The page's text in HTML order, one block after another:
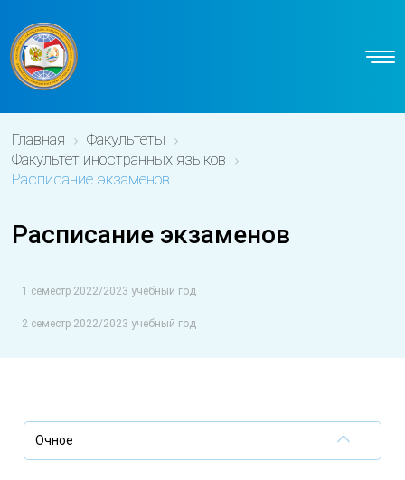
Главная
Факультеты
Факультет иностранных языков
Расписание экзаменов
Расписание экзаменов
1 семестр 2022/2023 учебный год
2 семестр 2022/2023 учебный год
Очное